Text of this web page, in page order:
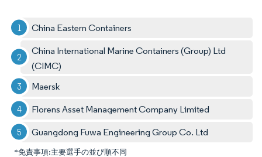
China Eastern Containers
China International Marine Containers (Group) Ltd
(CIMC)
Maersk
Florens Asset Management Company Limited
Guangdong Fuwa Engineering Group Co. Ltd
*免責事項:主要選手の並び順不同